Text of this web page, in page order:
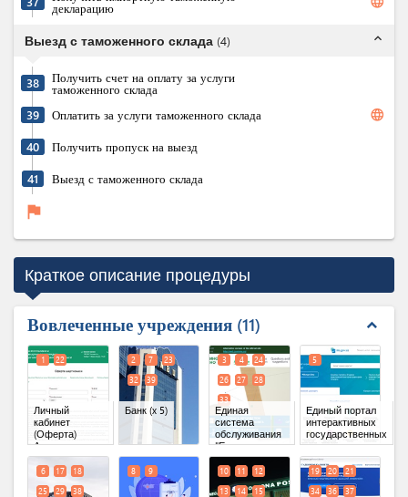
декларацию
Выезд с таможенного склада (4) expand_less
38 Получить счет на оплату за услуги
таможенного склада
39
Оплатить за услуги таможенного склада language
40 Получить пропуск на выезд
41 Выезд с таможенного склада
flag
Краткое описание процедуры
Вовлеченные учреждения 11 expand_less
Личный
кабинет
(Оферта)
Агентства по
карантину и
защите
растений(x 2)
1 22
Банк(x 5)
2 7
23
32
39
Единая
система
обслуживания
"Единое
окно"(x 7)
3 4
24
26
27
28
33
Единый портал
интерактивных
государственных
услуг
5
6 17
18
25
29
38
8 9 10 11
12
13
14
15
19 20
21
34
36 37